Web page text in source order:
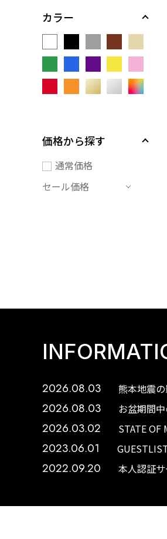
カラー
価格から探す
通常価格
セール価格
2026.08.03 熊本地震
2026.08.03 お盆期間
2026.03.02 STATE OF
2023.06.01
2022.09.20 本人認証